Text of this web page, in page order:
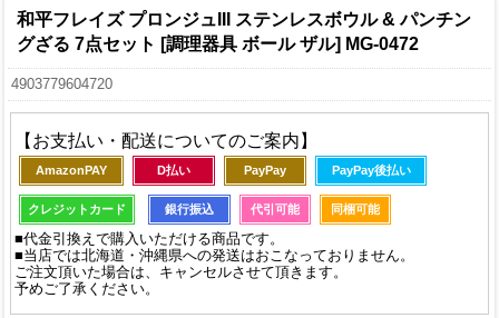
和平フレイズ プロンジュIII ステンレスボウル & パンチン
グざる 7点セット [調理器具 ボール ザル] MG-0472
4903779604720
【お支払い・配送についてのご案内】
AmazonPAY D払い PayPay PayPay後払い
クレジットカード 銀行振込 代引可能 同梱可能
■代金引換えで購入いただける商品です。
■当店では北海道・沖縄県への発送はおこなっておりません。
ご注文頂いた場合は、キャンセルさせて頂きます。
予めご了承ください。